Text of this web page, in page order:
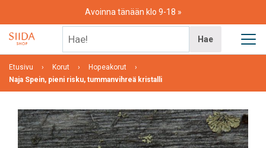
content
Avoinna tänään klo 9-18
Hae
Etusivu Korut
Hopeakorut
Naja Spein, pieni risku, tummanvihreä kristalli